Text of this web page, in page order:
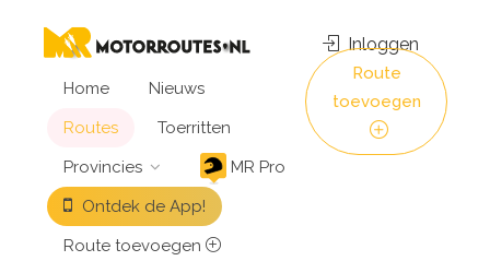
Home
Nieuws
Routes
Toerritten
Provincies
MR Pro
Ontdek de App!
Route toevoegen
Inloggen
Route
toevoegen